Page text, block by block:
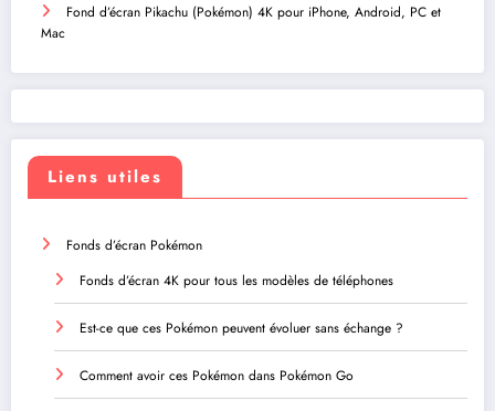
Fond d’écran Pikachu (Pokémon) 4K pour iPhone, Android, PC et
Mac
Liens utiles
Fonds d’écran Pokémon
Fonds d’écran 4K pour tous les modèles de téléphones
Est-ce que ces Pokémon peuvent évoluer sans échange ?
Comment avoir ces Pokémon dans Pokémon Go